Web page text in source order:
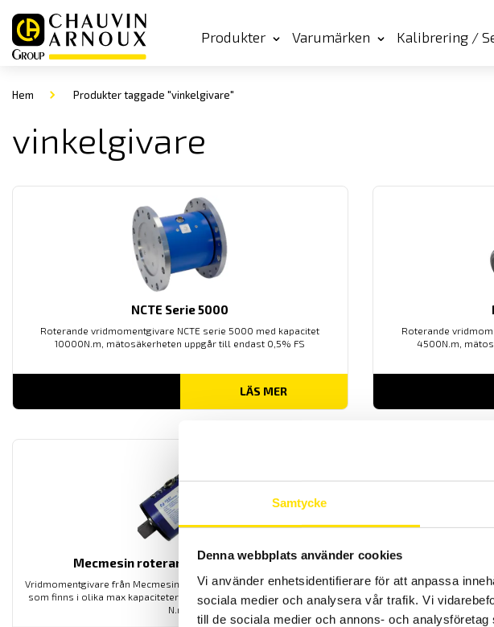
Samtycke
Denna webbplats använder cookies
Vi använder enhetsidentifierare för att anpassa
sociala medier och analysera vår trafik. Vi
till de sociala medier och annons- och
Produkter Varumärken Kalibrering /
Hem Produkter taggade "vinkelgivare"
vinkelgivare
NCTE Serie 5000
Roterande vridmomentgivare NCTE serie 5000 med kapacitet
10000N.m, mätosäkerheten uppgår till endast 0,5% FS
LÄS MER
Roterande
4500N.m,
Mecmesin roterande momentgivare
Vridmomentgivare från Mecmesin för mätning av dynamisk moment
som finns i olika max kapaciteter [2 N.m, 6 N.m, 15 N.m, 60 N.m, 150
N.m].
Roterande
kilspår finns med